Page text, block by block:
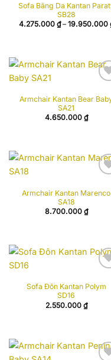
Sofa Băng Da Kantan
SB28
4.275.000 ₫ – 19.950.000
Armchair Kantan Bear
SA21
4.650.000 ₫
Armchair Kantan Marenco
SA18
8.700.000 ₫
Sofa Đôn Kantan Polym
SD16
2.550.000 ₫